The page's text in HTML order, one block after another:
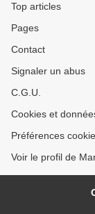
Top articles
Pages
Contact
Signaler un abus
C.G.U.
Cookies et
Préférences
Voir le profil de